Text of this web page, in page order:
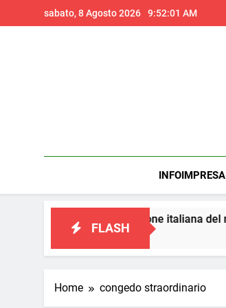
to
sabato, 8 Agosto 2026 9:52:02 AM
INFOIMPRESA
FLASH
una visione italiana del marketing
Home congedo straordinario